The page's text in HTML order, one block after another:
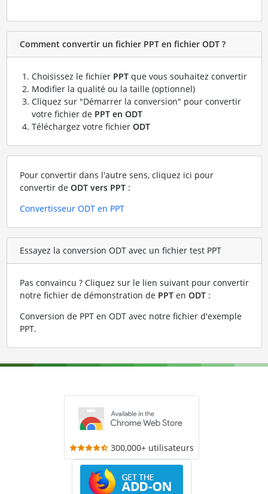
Comment convertir un fichier PPT en fichier ODT ?
Choisissez le fichier PPTque vous souhaitez convertir
Modifier la qualité ou la taille (optionnel)
Cliquez sur "Démarrer la conversion" pour convertir
votre fichier de PPT en ODT
Téléchargez votre fichier ODT
Pour convertir dans l'autre sens, cliquez ici pour
convertir de ODT vers PPT:
Convertisseur ODT en PPT
Essayez la conversion ODT avec un fichier test PPT
Pas convaincu ? Cliquez sur le lien suivant pour convertir
notre fichier de démonstration de PPTen ODT:
Conversion de PPT en ODT avec notre fichier d'exemple
PPT.
300,000+ utilisateurs